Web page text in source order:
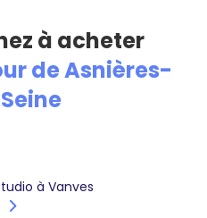
à acheter
de Asnières-
à Vanves